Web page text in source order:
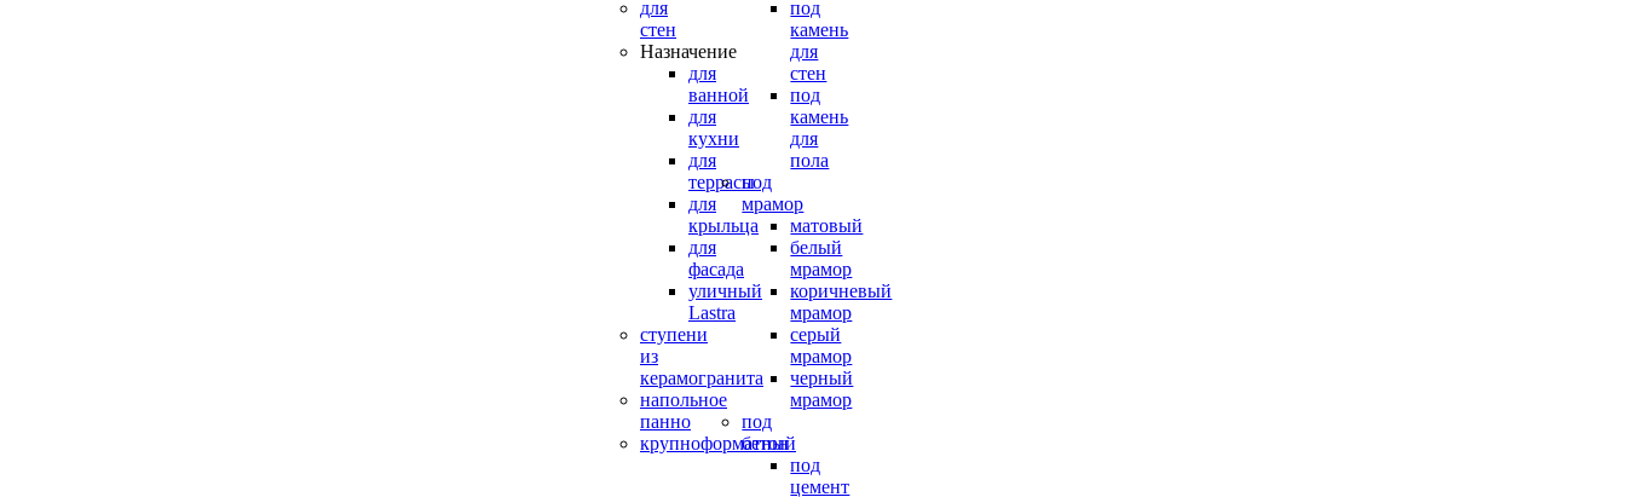
для
стен
Назначение
для
ванной
для
кухни
для
террасы
для
крыльца
для
фасада
уличный
Lastra
ступени
из
керамогранита
напольное
панно
крупноформатный
под
камень
для
стен
под
камень
для
пола
под
мрамор
матовый
белый
мрамор
коричневый
мрамор
серый
мрамор
черный
мрамор
под
бетон
под
цемент